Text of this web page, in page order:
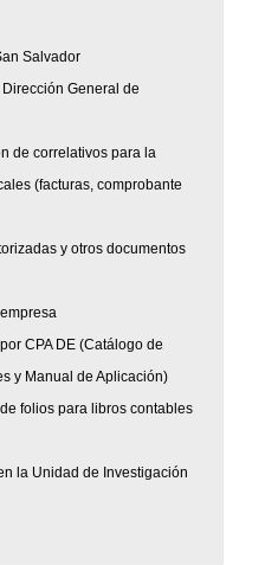
Salvador
General de
de correlativos para la
(facturas, comprobante
y otros documentos
CPA DE (Catálogo de
y Manual de Aplicación)
folios para libros contables
la Unidad de Investigación